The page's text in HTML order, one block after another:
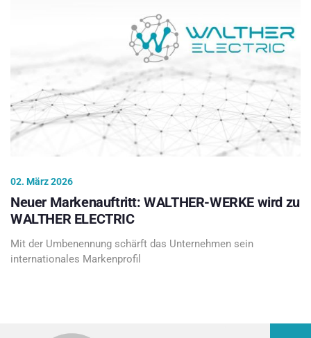
02. März 2026
Neuer Markenauftritt: WALTHER-WERKE wird zu
WALTHER ELECTRIC
Mit der Umbenennung schärft das Unternehmen sein
internationales Markenprofil